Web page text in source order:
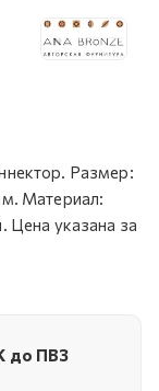
Размер:
Материал:
Цена указана за
до ПВЗ